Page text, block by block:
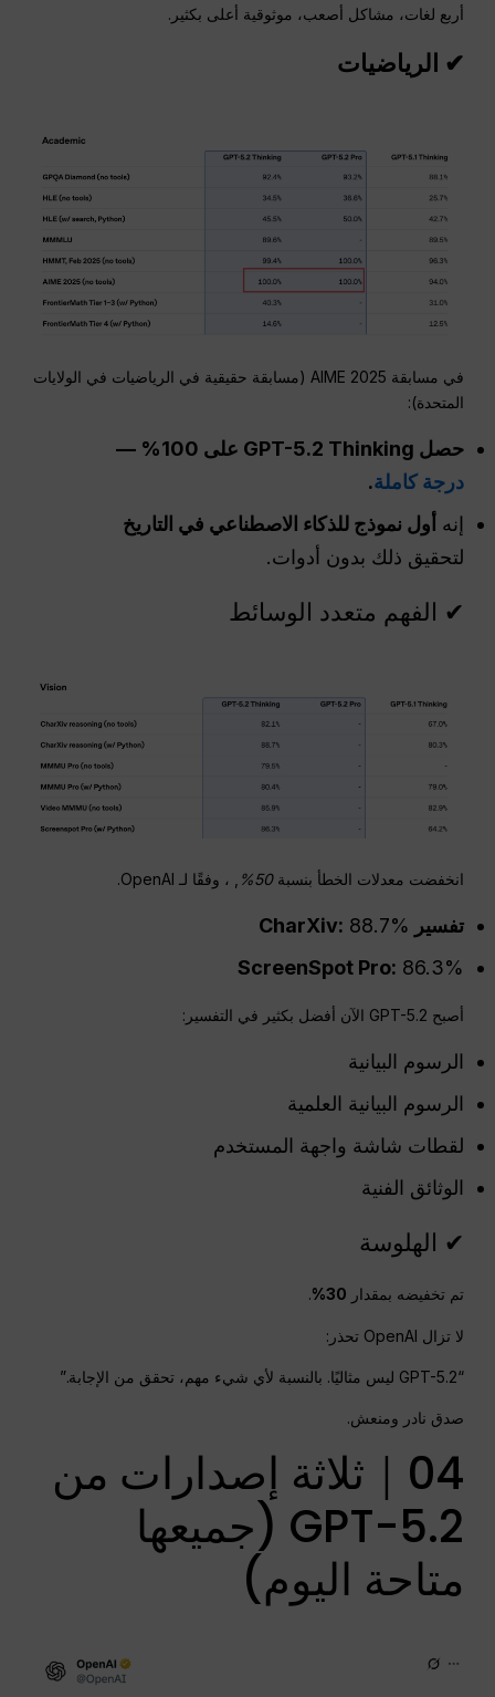
أربع لغات، مشاكل أصعب، موثوقية أعلى بكثير.
✔ الرياضيات
في مسابقة AIME 2025 (مسابقة حقيقية في الرياضيات في الولايات
المتحدة):
حصل GPT-5.2 Thinking على 100% —
درجة كاملة.
إنه أول نموذج للذكاء الاصطناعي في التاريخ
لتحقيق ذلك بدون أدوات.
✔ الفهم متعدد الوسائط
انخفضت معدلات الخطأ بنسبة50% , ، وفقًا لـ OpenAI.
تفسير CharXiv: 88.7%
ScreenSpot Pro: 86.3%
أصبح GPT-5.2 الآن أفضل بكثير في التفسير:
الرسوم البيانية
الرسوم البيانية العلمية
لقطات شاشة واجهة المستخدم
الوثائق الفنية
✔ الهلوسة
تم تخفيضه بمقدار 30%
.
لا تزال OpenAI تحذر:
“GPT-5.2 ليس مثاليًا. بالنسبة لأي شيء مهم، تحقق من الإجابة.”
صدق نادر ومنعش.
04｜ثلاثة إصدارات من
GPT-5.2 (جميعها
متاحة اليوم)